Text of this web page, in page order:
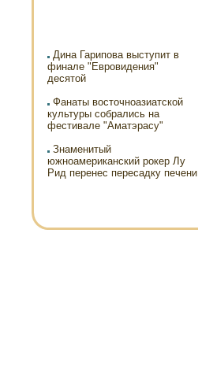
Дина Гарипова выступит в
финале "Евровидения"
десятой
Фанаты восточноазиатской
культуры собрались на
фестивале "Аматэрасу"
Знаменитый
южноамериканский рокер Лу
Рид перенес пересадку печени